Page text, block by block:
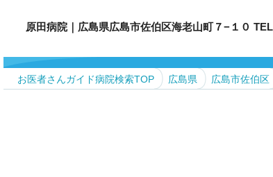
原田病院｜広島県広島市佐伯区海老山町７−１０
お医者さんガイド病院検索TOP 広島県 広島市佐伯区